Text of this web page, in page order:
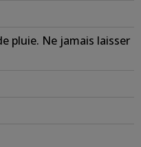
pluie. Ne jamais laisser